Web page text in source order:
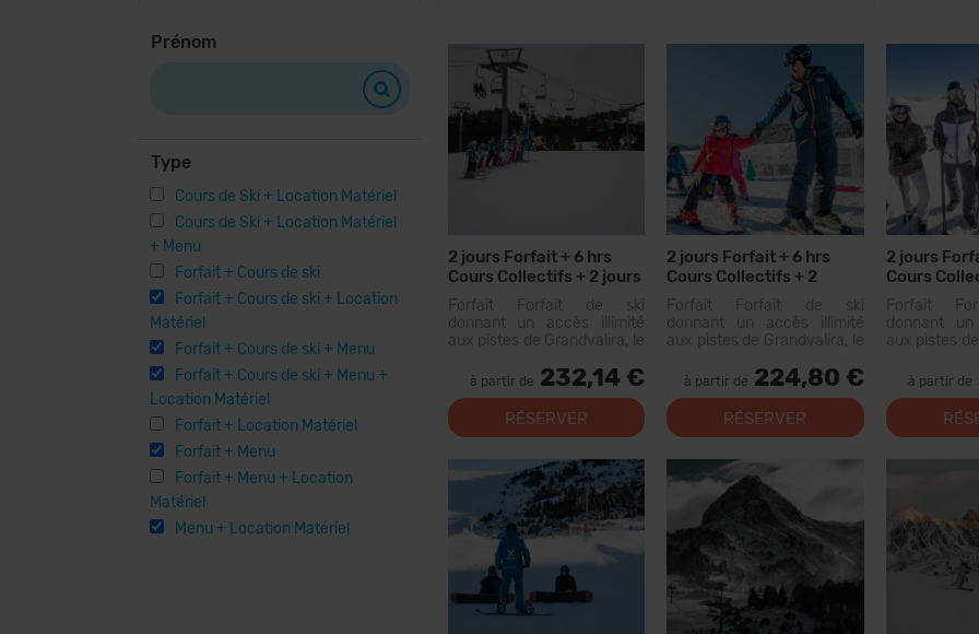
Prénom
Type
Cours de Ski + Location Matériel
Cours de Ski + Location Matériel
+ Menu
Forfait + Cours de ski
Forfait + Cours de ski + Location
Matériel
Forfait + Cours de ski + Menu
Forfait + Cours de ski + Menu +
Location Matériel
Forfait + Location Matériel
Forfait + Menu
Forfait + Menu + Location
Matériel
Menu + Location Matériel
2 jours Forfait + 6 hrs
Cours Collectifs + 2 jours
Location de Materiel
Forfait Forfait de ski
donnant un accès illimité
aux pistes de Grandvalira, le
des Pyrénées. Avec ce
forfait, vous pourrez
parcourir...
à partir de 232,14 €
RÉSERVER
2 jours Forfait + 6 hrs
Cours Collectifs + 2
Menus
Forfait Forfait de ski
donnant un accès illimité
aux pistes de Grandvalira, le
des Pyrénées. Avec ce
forfait, vous pourrez
parcourir plus de 200 km de
pistes, avec des options
à partir de 224,80 €
RÉSERVER
2 jours
Cours
Menus + 2
Materiel
Forfait
donnant
aux pistes
des
forfait,
parcourir
pistes,
à partir de